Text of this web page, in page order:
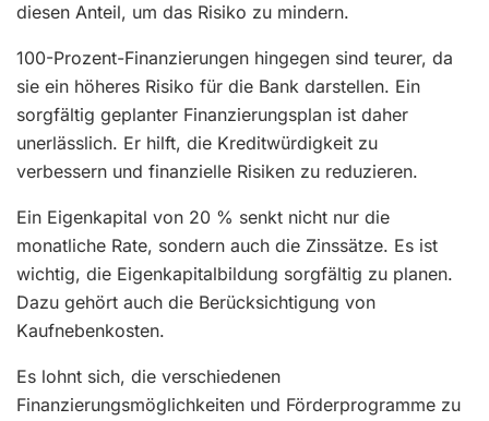
diesen Anteil, um das Risiko zu mindern.
100-Prozent-Finanzierungen hingegen sind teurer, da
sie ein höheres Risiko für die Bank darstellen. Ein
sorgfältig geplanter Finanzierungsplan ist daher
unerlässlich. Er hilft, die Kreditwürdigkeit zu
verbessern und finanzielle Risiken zu reduzieren.
Ein Eigenkapital von 20 % senkt nicht nur die
monatliche Rate, sondern auch die Zinssätze. Es ist
wichtig, die Eigenkapitalbildung sorgfältig zu planen.
Dazu gehört auch die Berücksichtigung von
Kaufnebenkosten.
Es lohnt sich, die verschiedenen
Finanzierungsmöglichkeiten und Förderprogramme zu